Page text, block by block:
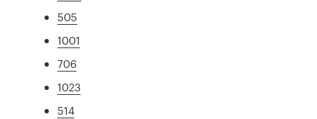
505
1001
706
1023
514